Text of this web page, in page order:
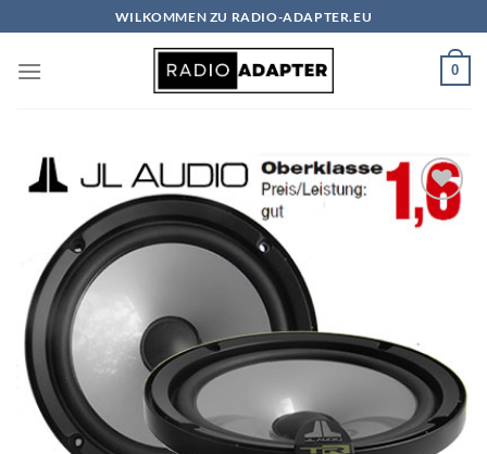
Inhalt
springen
WILKOMMEN ZU RADIO-ADAPTER.EU
0
Zu